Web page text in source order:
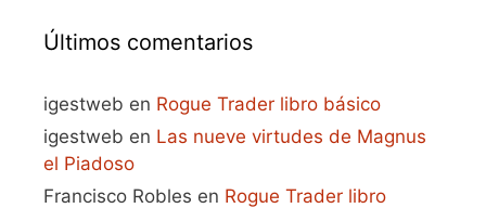
Últimos comentarios
igestweb en Rogue Trader libro básico
igestweb en Las nueve virtudes de Magnus
el Piadoso
Francisco Robles en Rogue Trader libro